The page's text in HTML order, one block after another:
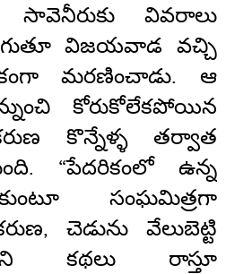
సావెనీరుకు వివరాలు
విజయవాడ వచ్చి
మరణించాడు. ఆ
కోరుకోలేకపోయిన
కొన్నేళ్ళ తర్వాత
“పేదరికంలో ఉన్న
సంఘమిత్రగా
చెడును వేలుబెట్టి
కథలు రాస్తూ